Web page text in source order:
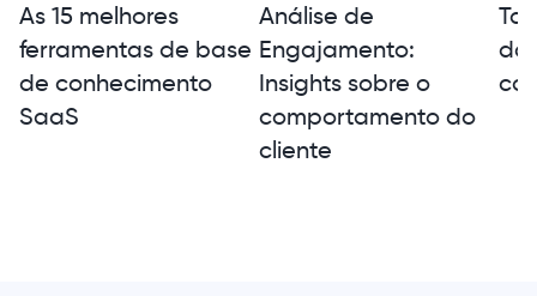
As 15 melhores
ferramentas de base
de conhecimento
SaaS
Análise de
Engajamento:
Insights sobre o
comportamento do
cliente
da